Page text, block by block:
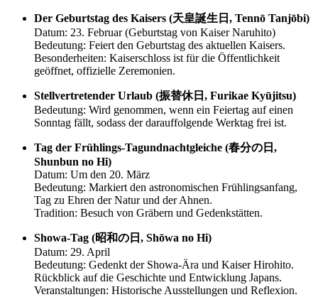
Der Geburtstag des Kaisers (天皇誕生日, Tennō Tanjōbi)
Datum: 23. Februar (Geburtstag von Kaiser Naruhito)
Bedeutung: Feiert den Geburtstag des aktuellen Kaisers.
Besonderheiten: Kaiserschloss ist für die Öffentlichkeit
geöffnet, offizielle Zeremonien.
Stellvertretender Urlaub (振替休日, Furikae Kyūjitsu)
Bedeutung: Wird genommen, wenn ein Feiertag auf einen
Sonntag fällt, sodass der darauffolgende Werktag frei ist.
Tag der Frühlings-Tagundnachtgleiche (春分の日,
Shunbun no Hi)
Datum: Um den 20. März
Bedeutung: Markiert den astronomischen Frühlingsanfang,
Tag zu Ehren der Natur und der Ahnen.
Tradition: Besuch von Gräbern und Gedenkstätten.
Showa-Tag (昭和の日, Shōwa no Hi)
Datum: 29. April
Bedeutung: Gedenkt der Showa-Ära und Kaiser Hirohito.
Rückblick auf die Geschichte und Entwicklung Japans.
Veranstaltungen: Historische Ausstellungen und Reflexion.